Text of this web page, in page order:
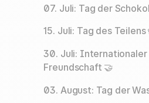
07. Juli: Tag der
15. Juli: Tag des Teilens
30. Juli: Internationaler
Freundschaft 🤝
03. August: Tag der